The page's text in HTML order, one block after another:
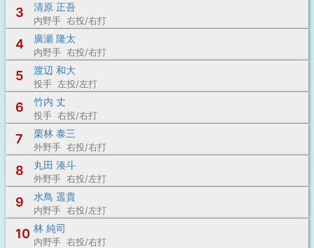
3 清原 正吾
内野手 右投/右打
4 廣瀬 隆太
内野手 右投/右打
5 渡辺 和大
投手 左投/左打
6 竹内 丈
投手 右投/右打
7 栗林 泰三
外野手 右投/右打
8 丸田 湊斗
外野手 右投/左打
9 水鳥 遥貴
内野手 右投/左打
10 林 純司
内野手 右投/右打